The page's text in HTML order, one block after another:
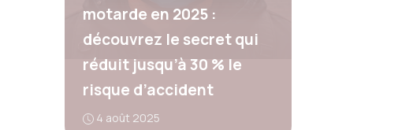
motarde en 2025 :
découvrez le secret qui
réduit jusqu’à 30 % le
risque d’accident
4 août 2025